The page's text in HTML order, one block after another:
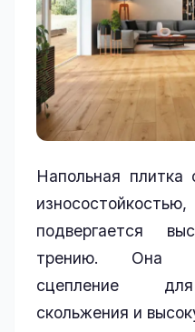
Напольная плитка
подвергается
трению. Она
сцепление
скольжения и